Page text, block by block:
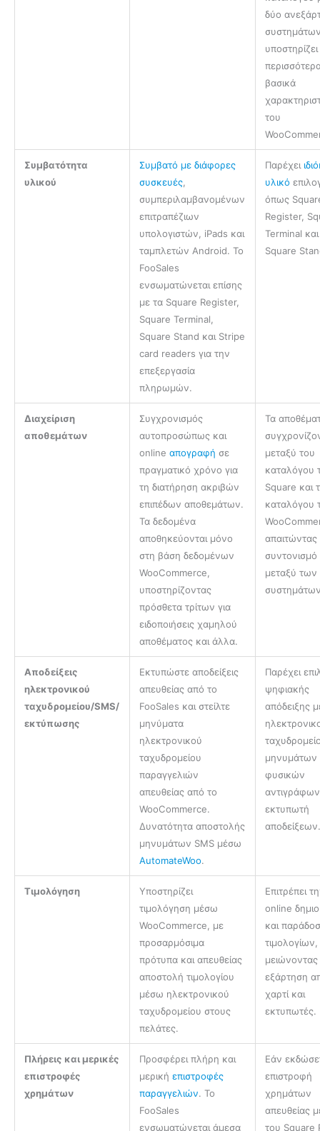
δύο
βασικά
του
Συμβατότητα
υλικού
Συμβατό με διάφορες
συσκευές
συμπεριλαμβανομένων
επιτραπέζιων
υπολογιστών, iPads και
ταμπλετών Android. Το
FooSales
ενσωματώνεται επίσης
με τα Square Register,
Square Terminal,
Square Stand και Stripe
card readers για την
επεξεργασία
πληρωμών.
Παρέχει
υλικό
όπως
Register,
Terminal και
Square
Διαχείριση
αποθεμάτων
Συγχρονισμός
αυτοπροσώπως και
onlineαπογραφή σε
πραγματικό χρόνο για
τη διατήρηση ακριβών
επιπέδων αποθεμάτων.
Τα δεδομένα
αποθηκεύονται μόνο
στη βάση δεδομένων
WooCommerce,
υποστηρίζοντας
πρόσθετα τρίτων για
ειδοποιήσεις χαμηλού
αποθέματος και άλλα.
Τα
μεταξύ του
καταλόγου
Square και
καταλόγου
απαιτώντας
συντονισμό
μεταξύ των
Αποδείξεις
ηλεκτρονικού
ταχυδρομείου/SMS/
εκτύπωσης
Εκτυπώστε αποδείξεις
απευθείας από το
FooSales και στείλτε
μηνύματα
ηλεκτρονικού
ταχυδρομείου
παραγγελιών
απευθείας από το
WooCommerce.
Δυνατότητα αποστολής
μηνυμάτων SMS μέσω
AutomateWoo.
Παρέχει
ψηφιακής
απόδειξης
μηνυμάτων
φυσικών
εκτυπωτή
Τιμολόγηση
Υποστηρίζει
τιμολόγηση μέσω
WooCommerce, με
προσαρμόσιμα
πρότυπα και απευθείας
αποστολή τιμολογίου
μέσω ηλεκτρονικού
ταχυδρομείου στους
πελάτες.
Επιτρέπει
online
και
τιμολογίων,
εξάρτηση
χαρτί και
εκτυπωτές.
Πλήρεις και μερικές
επιστροφές
χρημάτων
Προσφέρει πλήρη και
μερικήεπιστροφές
παραγγελιών. Το
FooSales
ενσωματώνεται άμεσα
Εάν
επιστροφή
χρημάτων
απευθείας
του Square